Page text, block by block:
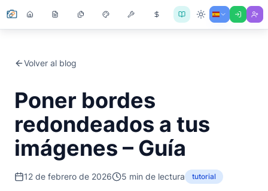
Volver al blog
Poner bordes
redondeados a tus
imágenes – Guía
12 de febrero de 2026 5 min de lectura tutorial